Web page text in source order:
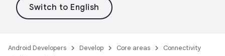
Android Developers Develop Core areas
Connectivity